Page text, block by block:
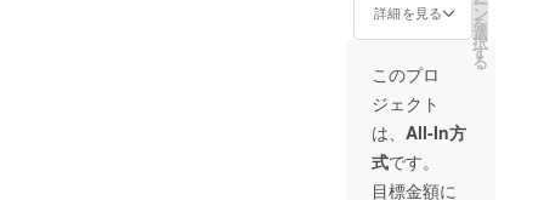
バ
漆 サ
イズ：
22.7
㎝ 柄
は届い
てから
のお楽
りしま
す。 ・
お礼の
メール
・進捗
報告
メール
（2021
年12月
～2022
す。 ・
お礼の
メール
・進捗
報告
メール
（2021
年12月
～2022
の出方
も違う
一期一
会もお
楽しみ
くださ
い。 全
ての支
援者様
た植木
鉢。水
り、陽
に当た
り、月
日を重
ねるに
つれ
て、だ
ときに
は節が
り、ひ
びが
あった
りする
の個
性。ど
t/ ）
染（ば
ん）と
いう工
程で仕
上がり
の色が
て多少
（置き
時計）
ムー
ブメン
ト 時計
用ムー
ブメン
した作
品 サ
イズ・
重さ 幅:
230, 高
さ:190,
厚
さ:30（
mm）
、重
詳細を見る ン
を
選
択
す
る
このプロ
ジェクト
は、 All-In方
式です。
目標金額に